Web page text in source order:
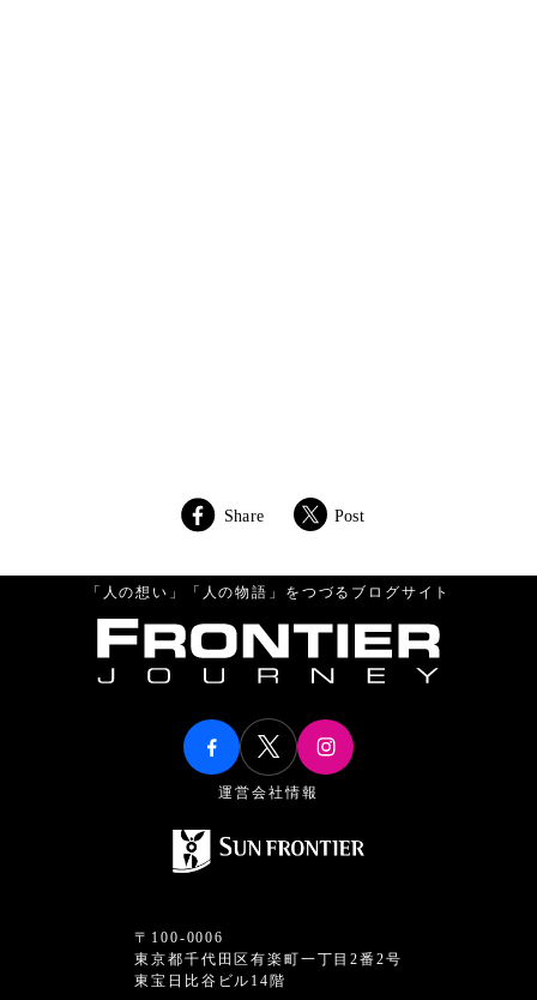
Share Post
「人の想い」「人の物語」をつづるブログサイト
運営会社情報
〒100-0006
東京都千代田区有楽町一丁目2番2号
東宝日比谷ビル14階